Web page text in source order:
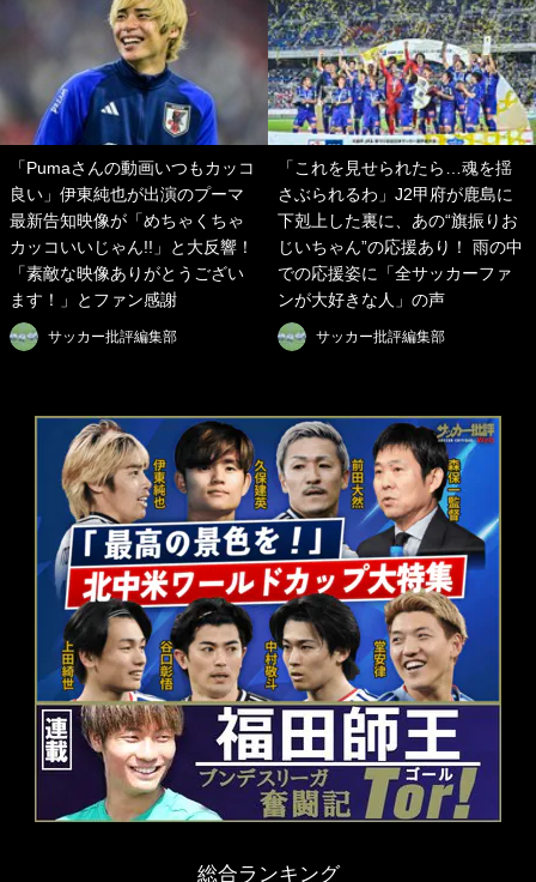
「Pumaさんの動画いつもカッコ
良い」伊東純也が出演のプーマ
最新告知映像が「めちゃくちゃ
カッコいいじゃん!!」と大反響！
「素敵な映像ありがとうござい
ます！」とファン感謝
サッカー批評編集部
「これを見せられたら…魂を揺
さぶられるわ」J2甲府が鹿島に
下剋上した裏に、あの“旗振りお
じいちゃん”の応援あり！ 雨の中
での応援姿に「全サッカーファ
ンが大好きな人」の声
サッカー批評編集部
総合ランキング